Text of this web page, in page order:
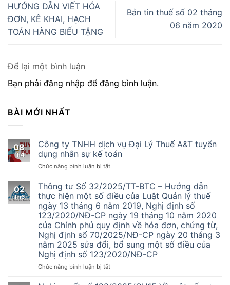
HƯỚNG DẪN VIẾT HÓA
ĐƠN, KÊ KHAI, HẠCH
TOÁN HÀNG BIẾU TẶNG
Bản tin thuế số 02 tháng
06 năm 2020
Để lại một bình luận
Bạn phải đăng nhập để đăng bình luận.
BÀI MỚI NHẤT
08
Th4
Công ty TNHH dịch vụ Đại Lý Thuế A&T tuyển
dụng nhân sự kế toán
Chức năng bình luận bị tắtở
ty
TNHH
dịch
vụ
Đại
Lý
Thuế
A&T
tuyển
nhân
02
Th6
Thông tư Số 32/2025/TT-BTC – Hướng dẫn
thực hiện một số điều của Luật Quản lý thuế
ngày 13 tháng 6 năm 2019, Nghị định số
123/2020/NĐ-CP ngày 19 tháng 10 năm 2020
của Chính phủ quy định về hóa đơn, chứng từ,
Nghị định số 70/2025/NĐ-CP ngày 20 tháng 3
năm 2025 sửa đổi, bổ sung một số điều của
Nghị định số 123/2020/NĐ-CP
Chức năng bình luận bị tắtở
tư